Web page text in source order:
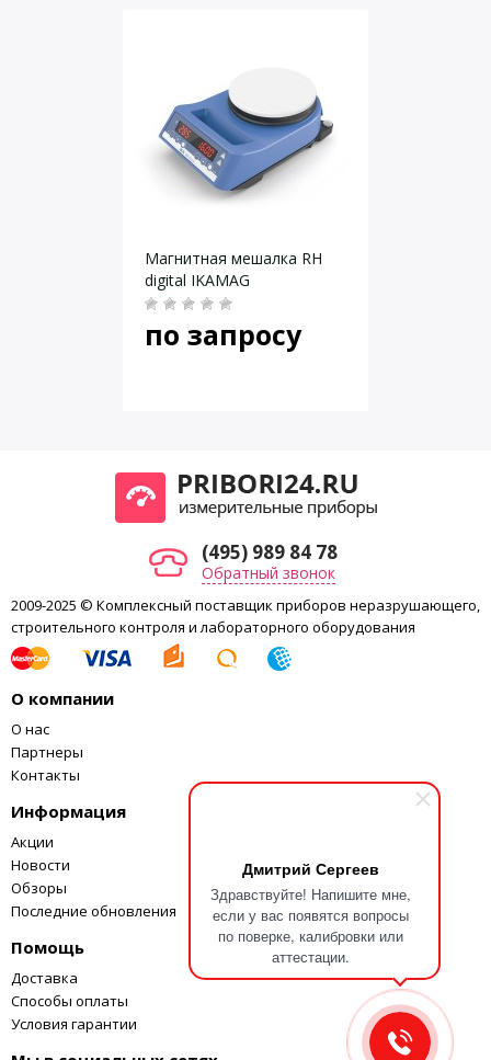
Дмитрий Сергеев
Здравствуйте! Напишите мне,
если у вас появятся вопросы
по поверке, калибровки или
аттестации.
обработку персональных данных
Магнитная мешалка RH
digital IKAMAG
по запросу
(495) 989 84 78
Обратный звонок
2009-2025 © Комплексный поставщик приборов неразрушающего,
строительного контроля и лабораторного оборудования
О компании
О нас
Партнеры
Контакты
Информация
Акции
Новости
Обзоры
Последние обновления
Помощь
Доставка
Способы оплаты
Условия гарантии